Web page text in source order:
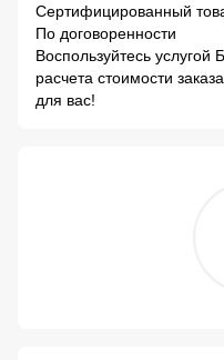
Сертифицированный
По договоренности
Воспользуйтесь услугой
расчета стоимости
для вас!